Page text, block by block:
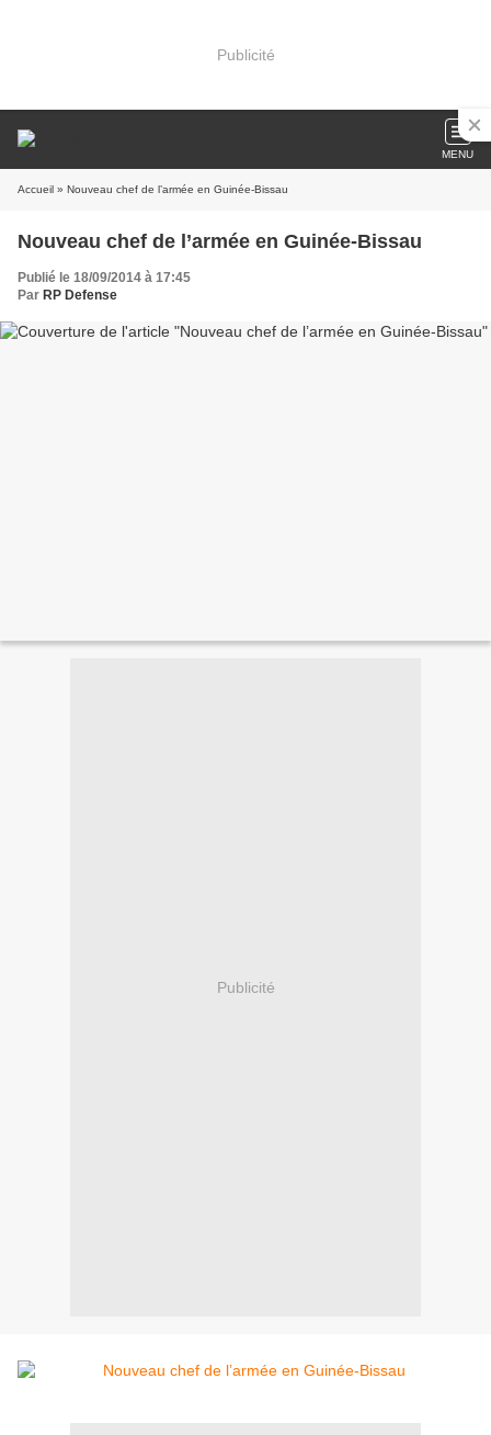
Publicité
MENU
Accueil » Nouveau chef de l’armée en Guinée-Bissau
Nouveau chef de l’armée en Guinée-Bissau
Publié le 18/09/2014 à 17:45
Par RP Defense
Publicité